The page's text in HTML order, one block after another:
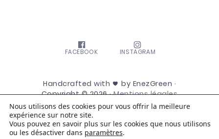
FACEBOOK INSTAGRAM
Handcrafted with
by EnezGreen ·
Copyright © 2026 ·Mentions légales
Nous utilisons des cookies pour vous offrir la meilleure
expérience sur notre site.
Vous pouvez en savoir plus sur les cookies que nous utilisons
ou les désactiver dans paramètres.